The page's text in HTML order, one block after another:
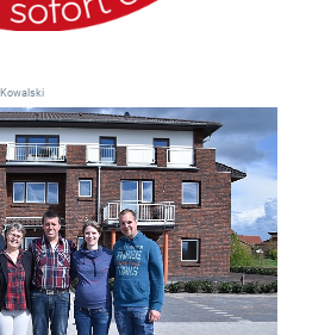
| Kowalski